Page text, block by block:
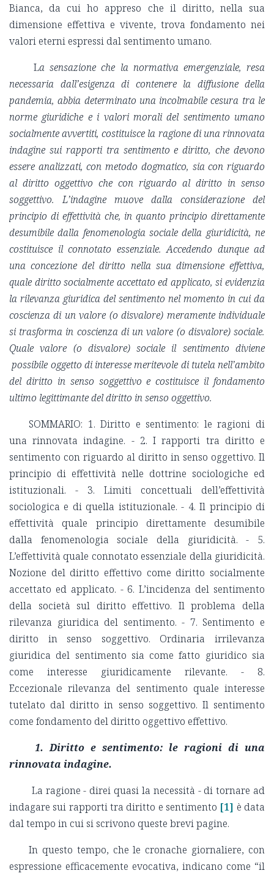
Bianca, da cui ho appreso che il diritto, nella sua
dimensione effettiva e vivente, trova fondamento nei
valori eterni espressi dal sentimento umano.
La sensazione che la normativa emergenziale, resa
necessaria dall’esigenza di contenere la diffusione della
pandemia, abbia determinato una incolmabile cesura tra le
norme giuridiche e i valori morali del sentimento umano
socialmente avvertiti, costituisce la ragione di una rinnovata
indagine sui rapporti tra sentimento e diritto, che devono
essere analizzati, con metodo dogmatico, sia con riguardo
al diritto oggettivo che con riguardo al diritto in senso
soggettivo. L’indagine muove dalla considerazione del
principio di effettività che, in quanto principio direttamente
desumibile dalla fenomenologia sociale della giuridicità, ne
costituisce il connotato essenziale. Accedendo dunque ad
una concezione del diritto nella sua dimensione effettiva,
quale diritto socialmente accettato ed applicato, si evidenzia
la rilevanza giuridica del sentimento nel momento in cui da
coscienza di un valore (o disvalore) meramente individuale
si trasforma in coscienza di un valore (o disvalore) sociale.
Quale valore (o disvalore) sociale il sentimento diviene
possibile oggetto di interesse meritevole di tutela nell’ambito
del diritto in senso soggettivo e costituisce il fondamento
ultimo legittimante del diritto in senso oggettivo.
SOMMARIO: 1. Diritto e sentimento: le ragioni di
una rinnovata indagine. - 2. I rapporti tra diritto e
sentimento con riguardo al diritto in senso oggettivo. Il
principio di effettività nelle dottrine sociologiche ed
istituzionali. - 3. Limiti concettuali dell’effettività
sociologica e di quella istituzionale. - 4. Il principio di
effettività quale principio direttamente desumibile
dalla fenomenologia sociale della giuridicità. - 5.
L’effettività quale connotato essenziale della giuridicità.
Nozione del diritto effettivo come diritto socialmente
accettato ed applicato. - 6. L’incidenza del sentimento
della società sul diritto effettivo. Il problema della
rilevanza giuridica del sentimento. - 7. Sentimento e
diritto in senso soggettivo. Ordinaria irrilevanza
giuridica del sentimento sia come fatto giuridico sia
come interesse giuridicamente rilevante. - 8.
Eccezionale rilevanza del sentimento quale interesse
tutelato dal diritto in senso soggettivo. Il sentimento
come fondamento del diritto oggettivo effettivo.
1. Diritto e sentimento: le ragioni di una
rinnovata indagine.
La ragione - direi quasi la necessità - di tornare ad
indagare sui rapporti tra diritto e sentimento [1] è data
dal tempo in cui si scrivono queste brevi pagine.
In questo tempo, che le cronache giornaliere, con
espressione efficacemente evocativa, indicano come “il